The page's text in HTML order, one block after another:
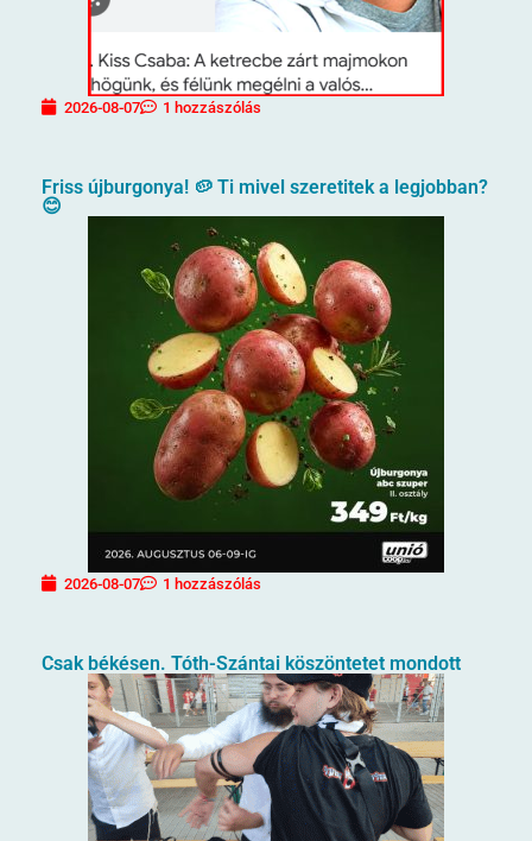
2026-08-07 1 hozzászólás
Friss újburgonya! 🥔 Ti mivel szeretitek a legjobban?
😊
2026-08-07 1 hozzászólás
Csak békésen. Tóth-Szántai köszöntetet mondott